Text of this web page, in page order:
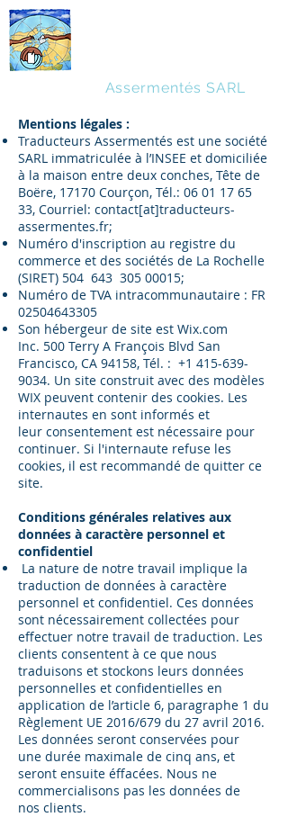
Assermentés SARL
Mentions légales :
Traducteurs Assermentés est une société
SARL immatriculée à l’INSEE et domiciliée
à la maison entre deux conches, Tête de
Boëre, 17170 Courçon, Tél.: 06 01 17 65
33, Courriel: contact[at]traducteurs-
assermentes.fr;
Numéro d'inscription au registre du
commerce et des sociétés de La Rochelle
(SIRET) 504 643 305 00015;
Numéro de TVA intracommunautaire : FR
02504643305
Son hébergeur de site est Wix.com
Inc. 500 Terry A François Blvd San
Francisco, CA 94158, Tél. : +1 415-639-
9034. Un site construit avec des modèles
WIX peuvent contenir des cookies. Les
internautes en sont informés et
leur consentement est nécessaire pour
continuer. Si l'internaute refuse les
cookies, il est recommandé de quitter ce
site.
Conditions générales relatives aux
données à caractère personnel et
confidentiel
La nature de notre travail implique la
traduction de données à caractère
personnel et confidentiel. Ces données
sont nécessairement collectées pour
effectuer notre travail de traduction. Les
clients consentent à ce que nous
traduisons et stockons leurs données
personnelles et confidentielles en
application de l’article 6, paragraphe 1 du
Règlement UE 2016/679 du 27 avril 2016.
Les données seront conservées pour
une durée maximale de cinq ans, et
seront ensuite éffacées. Nous ne
commercialisons pas les données de
nos clients.